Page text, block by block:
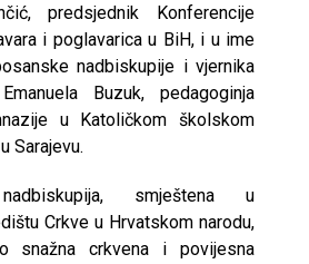
predsjednik Konferencije
i poglavarica u BiH, i u ime
nadbiskupije i vjernika
Buzuk, pedagoginja
u Katoličkom školskom
Sarajevu.
nadbiskupija, smještena u
Crkve u Hrvatskom narodu,
snažna crkvena i povijesna